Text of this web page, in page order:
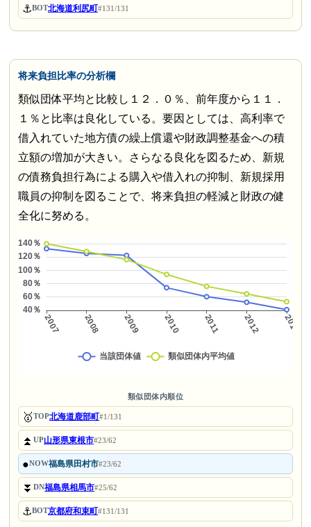
⚓BOT北海道利尻町#131/131
将来負担比率の分析欄
類似団体平均と比較し１２．０％、前年度から１１．
１％と比率は良化している。要因としては、高利率で
借入れていた地方債の繰上償還や財政調整基金への積
立額の増加が大きい。さらなる良化を図るため、新規
の債務負担行為による購入や借入れの抑制、新規採用
職員の抑制を図ることで、将来負担の軽減と財政の健
全化に努める。
類似団体内順位
🥇TOP北海道鹿部町#1/131
⏫UP山形県東根市#23/62
●NOW福島県田村市#23/62
⏬DN福島県相馬市#25/62
⚓BOT京都府和束町#131/131